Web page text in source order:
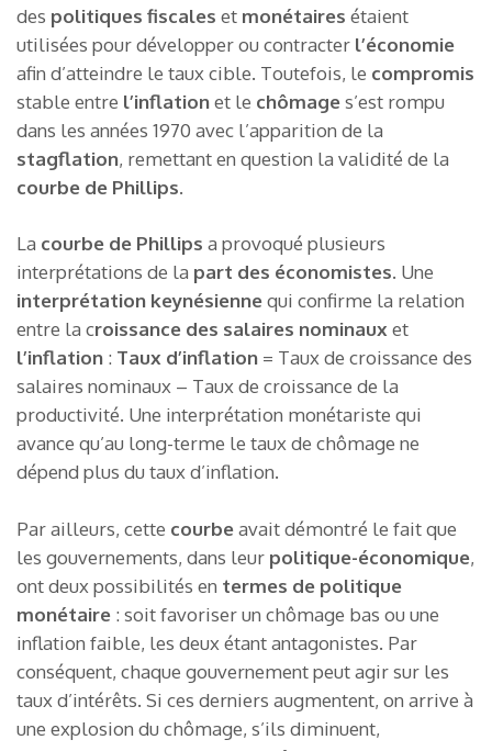
des politiques fiscales et monétaires étaient
utilisées pour développer ou contracter l’économie
afin d’atteindre le taux cible. Toutefois, le compromis
stable entre l’inflationet le chômages’est rompu
dans les années 1970 avec l’apparition de la
stagflation, remettant en question la validité de la
courbe de Phillips.
La courbe de Phillips a provoqué plusieurs
interprétations de la part des économistes. Une
interprétation keynésiennequi confirme la relation
entre la croissance des salaires nominaux et
l’inflation : Taux d’inflation = Taux de croissance des
salaires nominaux – Taux de croissance de la
productivité. Une interprétation monétariste qui
avance qu’au long-terme le taux de chômage ne
dépend plus du taux d’inflation.
Par ailleurs, cette courbeavait démontré le fait que
les gouvernements, dans leur politique-économique,
ont deux possibilités en termes de politique
monétaire : soit favoriser un chômage bas ou une
inflation faible, les deux étant antagonistes. Par
conséquent, chaque gouvernement peut agir sur les
taux d’intérêts. Si ces derniers augmentent, on arrive à
une explosion du chômage, s’ils diminuent,